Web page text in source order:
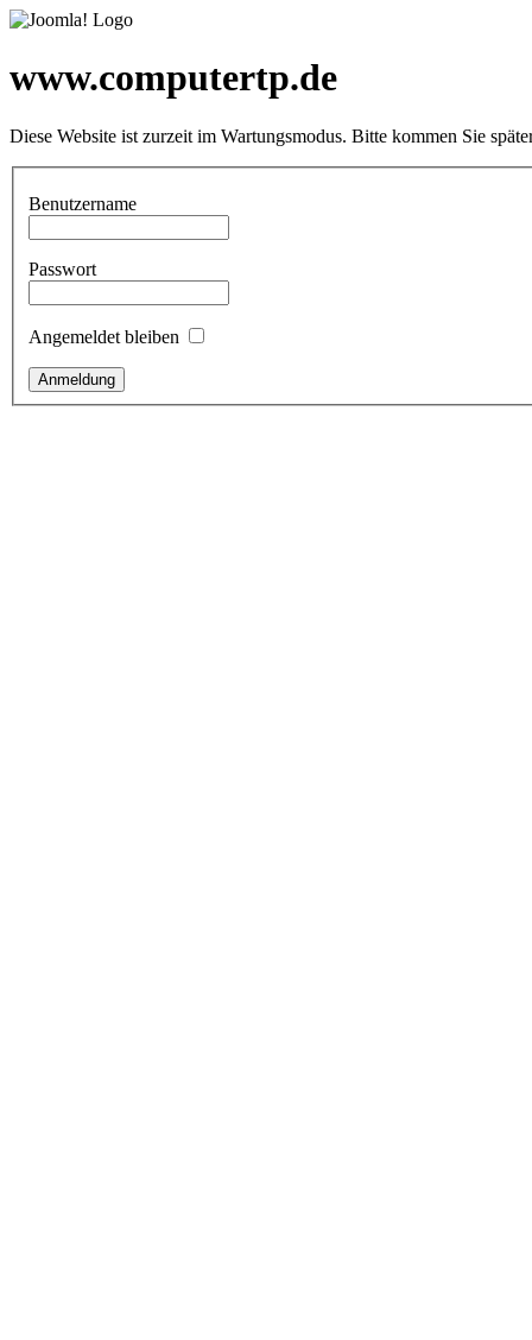
www.computertp.de
Diese Website ist zurzeit im Wartungsmodus. Bitte kommen Sie
Benutzername
Passwort
Angemeldet bleiben